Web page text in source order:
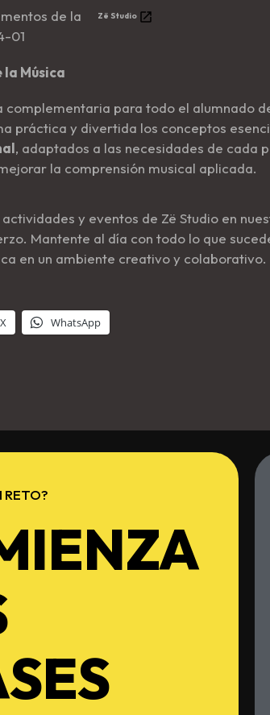
Zë Studio
Música
para todo el alumnado
práctica y divertida los conceptos
, adaptados a las necesidades de cada
la comprensión musical aplicada.
y eventos de Zë Studio en
Mantente al día con todo lo que
en un ambiente creativo y colaborativo.
X WhatsApp
RETO?